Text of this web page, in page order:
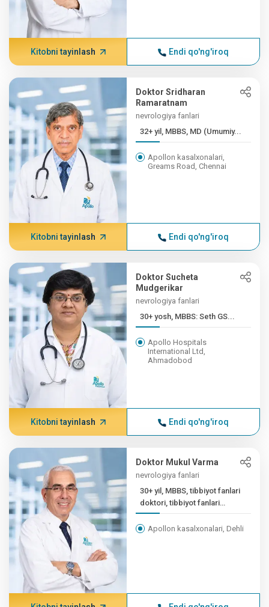
Kitobni tayinlash Endi qo'ng'iroq
Doktor Sridharan
Ramaratnam
nevrologiya fanlari
32+ yil, MBBS, MD (Umumiy...
Apollon kasalxonalari,
Greams Road, Chennai
Kitobni tayinlash Endi qo'ng'iroq
Doktor Sucheta
Mudgerikar
nevrologiya fanlari
30+ yosh, MBBS: Seth GS...
Apollo Hospitals
International Ltd,
Ahmadobod
Kitobni tayinlash Endi qo'ng'iroq
Doktor Mukul Varma
nevrologiya fanlari
30+ yil, MBBS, tibbiyot fanlari
doktori, tibbiyot fanlari
doktori
Apollon kasalxonalari, Dehli